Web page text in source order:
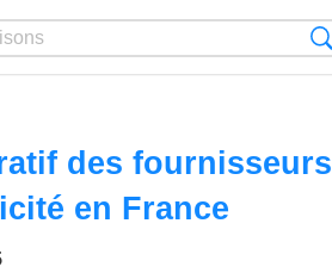
des fournisseurs
en France